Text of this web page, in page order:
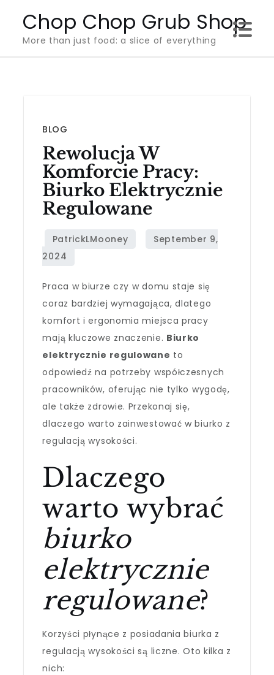
content
Chop Chop Grub Shop
More than just food: a slice of everything
BLOG
Rewolucja W
Komforcie Pracy:
Biurko Elektrycznie
Regulowane
Praca w biurze czy w domu staje się
coraz bardziej wymagająca, dlatego
komfort i ergonomia miejsca pracy
mają kluczowe znaczenie. Biurko
elektrycznie regulowane to
odpowiedź na potrzeby współczesnych
pracowników, oferując nie tylko wygodę,
ale także zdrowie. Przekonaj się,
dlaczego warto zainwestować w biurko z
regulacją wysokości.
Dlaczego
warto wybrać
biurko
elektrycznie
regulowane?
Korzyści płynące z posiadania biurka z
regulacją wysokości są liczne. Oto kilka z
nich: